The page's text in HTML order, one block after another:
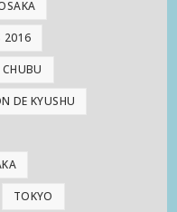
2016
DE KYUSHU
TOKYO